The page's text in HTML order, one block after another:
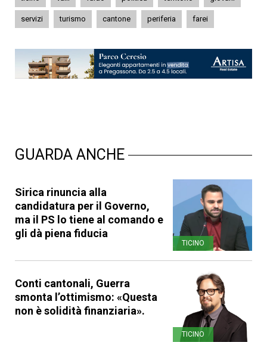
servizi turismo cantone periferia farei
GUARDA ANCHE
Sirica rinuncia alla
candidatura per il Governo,
ma il PS lo tiene al comando e
gli dà piena fiducia
TICINO
Conti cantonali, Guerra
smonta l’ottimismo: «Questa
non è solidità finanziaria».
TICINO